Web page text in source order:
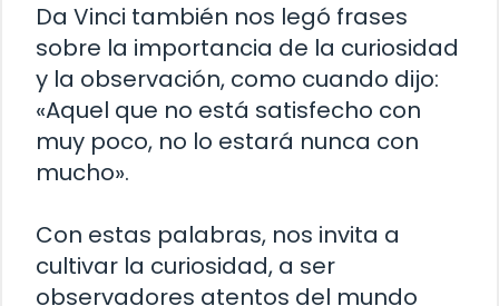
Da Vinci también nos legó frases
sobre la importancia de la curiosidad
y la observación, como cuando dijo:
«Aquel que no está satisfecho con
muy poco, no lo estará nunca con
mucho».
Con estas palabras, nos invita a
cultivar la curiosidad, a ser
observadores atentos del mundo